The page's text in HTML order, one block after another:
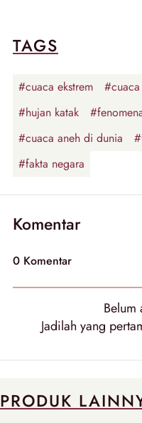
TAGS
#cuaca ekstrem
#hujan katak
#cuaca aneh di dunia
#fakta negara
Komentar
0 Komentar
Belum
Jadilah yang
PRODUK